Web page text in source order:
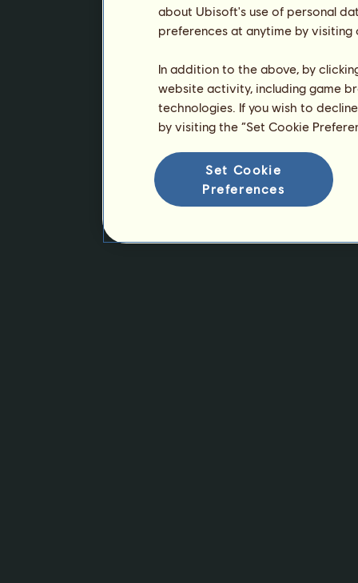
about Ubisoft's use of personal
preferences at anytime by
In addition to the above, by
website activity, including game
technologies. If you wish to
by visiting the “Set Cookie
Set Cookie
Preferences